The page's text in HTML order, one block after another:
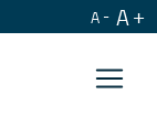
A A